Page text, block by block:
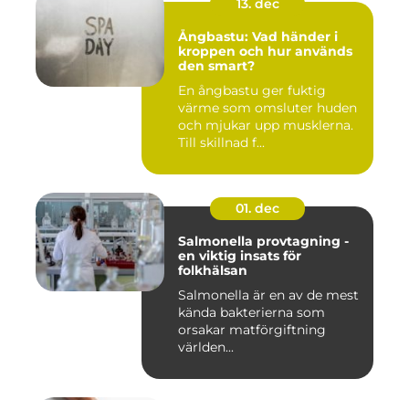
13. dec
Ångbastu: Vad händer i
kroppen och hur används
den smart?
En ångbastu ger fuktig
värme som omsluter huden
och mjukar upp musklerna.
Till skillnad f...
01. dec
Salmonella provtagning -
en viktig insats för
folkhälsan
Salmonella är en av de mest
kända bakterierna som
orsakar matförgiftning
världen...